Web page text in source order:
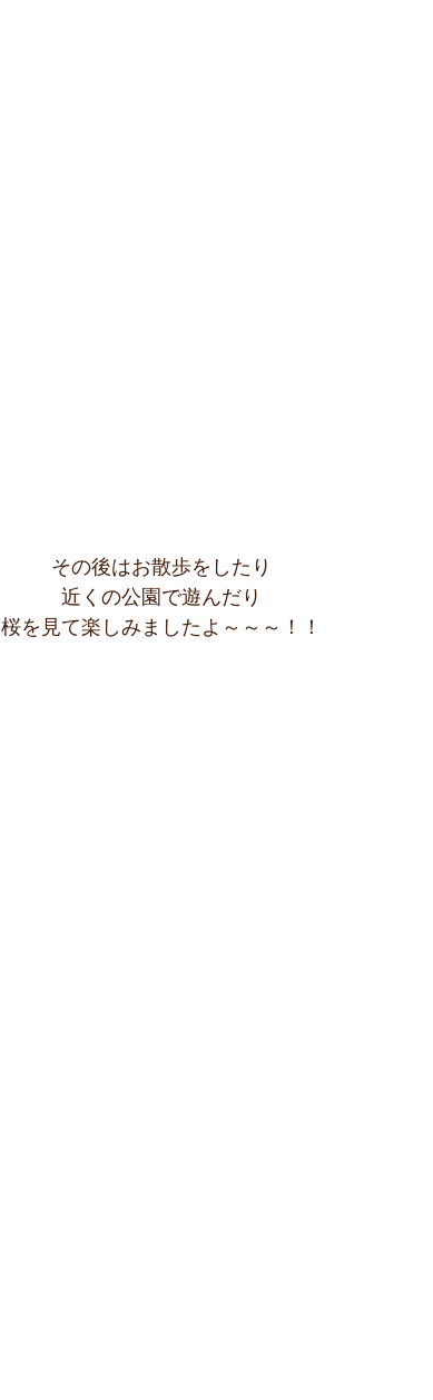
その後はお散歩をしたり
近くの公園で遊んだり
桜を見て楽しみましたよ～～～！！